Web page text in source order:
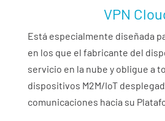
VPN
Está especialmente diseñada
en los que el fabricante del
servicio en la nube y obligue a
dispositivos M2M/IoT
comunicaciones hacia su